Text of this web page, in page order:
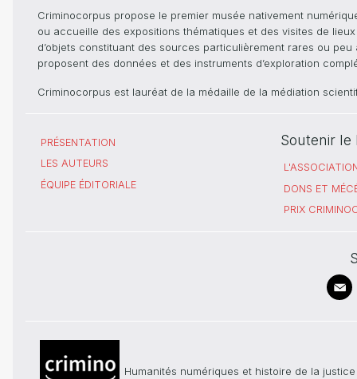
Criminocorpus propose le premier musée nativement
ou accueille des expositions thématiques et des visites de
d’objets constituant des sources particulièrement rares ou
proposent des données et des instruments d’exploration
Criminocorpus est lauréat de la médaille de la médiation
PRÉSENTATION
LES AUTEURS
ÉQUIPE ÉDITORIALE
Soutenir le
DONS ET
PRIX
Humanités numériques et histoire de la justice